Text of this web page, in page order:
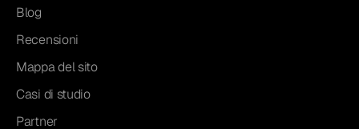
Blog
Recensioni
Mappa del sito
Casi di studio
Partner